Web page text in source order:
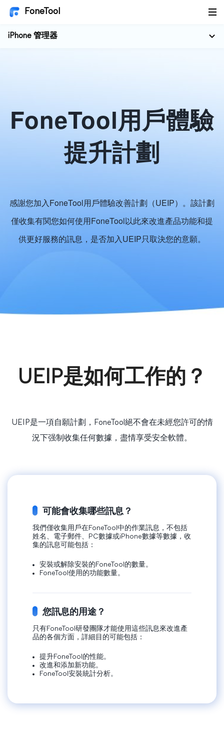
FoneTool
iPhone 管理器
FoneTool用戶體驗
提升計劃
感謝您加入FoneTool用戶體驗改善計劃（UEIP）。該計劃
僅收集有関您如何使用FoneTool以此來改進產品功能和提
供更好服務的訊息，是否加入UEIP只取決您的意願。
UEIP是如何工作的？
UEIP是一項自願計劃，FoneTool絕不會在未經您許可的情
況下强制收集任何數據，盡情享受安全軟體。
可能會收集哪些訊息？
我們僅收集用戶在FoneTool中的作業訊息，不包括
姓名、電子郵件、PC數據或iPhone數據等數據，收
集的訊息可能包括：
安裝或解除安裝的FoneTool的數量。
FoneTool使用的功能數量。
您訊息的用途？
只有FoneTool研發團隊才能使用這些訊息來改進產
品的各個方面，詳細目的可能包括：
提升FoneTool的性能。
改進和添加新功能。
FoneTool安裝統計分析。